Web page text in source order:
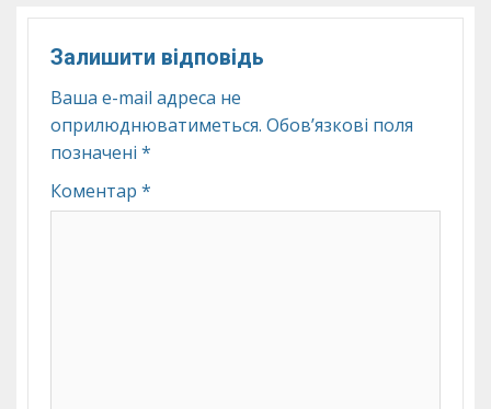
Залишити відповідь
Ваша e-mail адреса не
оприлюднюватиметься. Обов’язкові поля
позначені *
Коментар *